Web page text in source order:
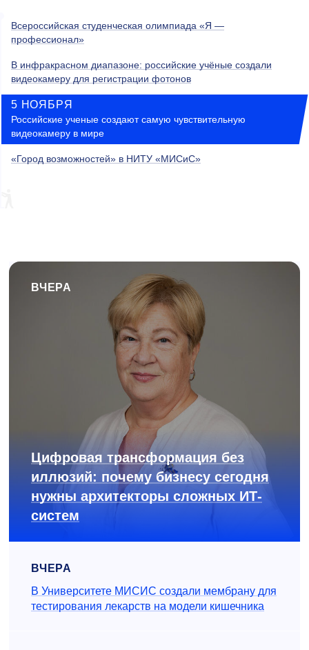
Всероссийская студенческая олимпиада «Я —
профессионал»
В инфракрасном диапазоне: российские учёные создали
видеокамеру для регистрации фотонов
5 НОЯБРЯ
Российские ученые создают самую чувствительную
видеокамеру в мире
«Город возможностей» в НИТУ «МИСиС»
ВЧЕРА
Цифровая трансформация без
иллюзий: почему бизнесу сегодня
нужны архитекторы сложных ИТ-
систем
ВЧЕРА
В Университете МИСИС создали мембрану для
тестирования лекарств на модели кишечника